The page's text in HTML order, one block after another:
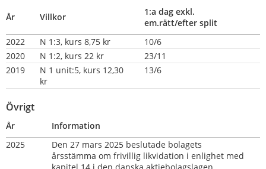
År Villkor
1:a dag exkl.
em.rätt/efter split
2022
N 1:3, kurs 8,75 kr
10/6
2020
N 1:2, kurs 22 kr
23/11
2019
N 1 unit:5, kurs 12,30
kr
13/6
Övrigt
År
Information
2025
Den 27 mars 2025 beslutade bolagets
årsstämma om frivillig likvidation i enlighet med